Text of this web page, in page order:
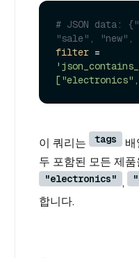
# JSON data:
"sale", "new",
filter
이 쿼리는 tags
두 포함된 모든 제
"electronics" ,
합니다.